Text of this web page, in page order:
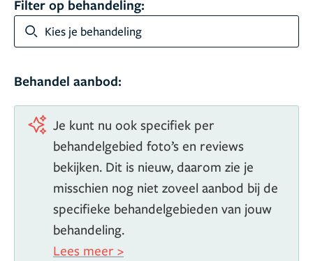
Filter op behandeling:
Kies je behandeling
Behandel aanbod:
Je kunt nu ook specifiek per
behandelgebied foto’s en reviews
bekijken. Dit is nieuw, daarom zie je
misschien nog niet zoveel aanbod bij de
specifieke behandelgebieden van jouw
behandeling.
Lees meer >